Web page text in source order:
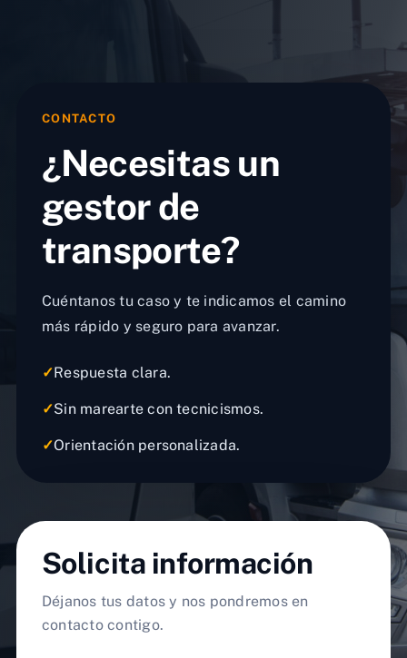
CONTACTO
¿Necesitas un
gestor de
transporte?
Cuéntanos tu caso y te indicamos el camino
más rápido y seguro para avanzar.
✓Respuesta clara.
✓Sin marearte con tecnicismos.
✓Orientación personalizada.
Solicita información
Déjanos tus datos y nos pondremos en
contacto contigo.